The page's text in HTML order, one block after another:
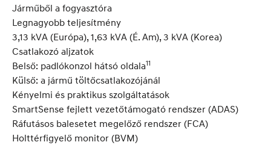
Járműből a fogyasztóra
Legnagyobb teljesítmény
3,13 kVA (Európa), 1,63 kVA (É. Am), 3 kVA (Korea)
Csatlakozó aljzatok
Belső: padlókonzol hátsó oldala11
Külső: a jármű töltőcsatlakozójánál
Kényelmi és praktikus szolgáltatások
SmartSense fejlett vezetőtámogató rendszer (ADAS)
Ráfutásos balesetet megelőző rendszer (FCA)
Holttérfigyelő monitor (BVM)